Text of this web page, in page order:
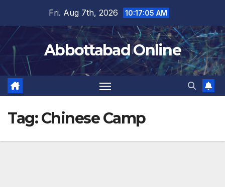
content
Fri. Aug 7th, 2026 10:17:06 AM
Abbottabad Online
Tag:Chinese Camp